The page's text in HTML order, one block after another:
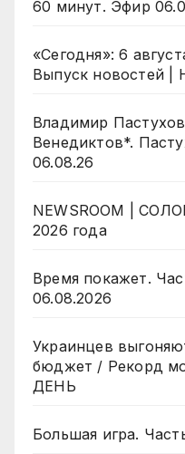
60 минут. Эфир
«Сегодня»: 6
Выпуск новостей |
Владимир
Венедиктов*.
06.08.26
NEWSROOM |
2026 года
Время покажет.
06.08.2026
Украинцев
бюджет / Рекорд
ДЕНЬ
Большая игра.